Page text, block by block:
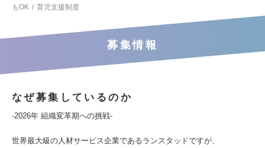
もOK
育児支援制度
募集情報
なぜ募集しているのか
-2026年 組織変革期への挑戦-
世界最大級の人材サービス企業であるランスタッドですが、